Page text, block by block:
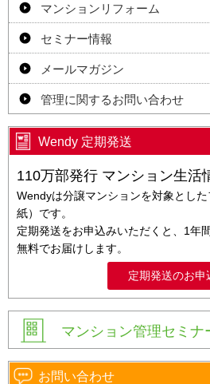
マンションリフォーム
セミナー情報
メールマガジン
管理に関するお問い合わせ
Wendy 定期発送
110万部発行 マンション生活
Wendyは分譲マンションを対象とし
紙）です。
定期発送をお申込みいただくと、1年
無料でお届けします。
定期発送のお申
マンション管理セミナ
お問い合わせ